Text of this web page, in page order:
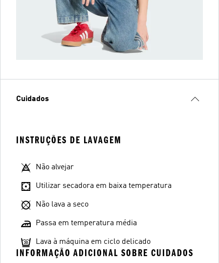
Cuidados
INSTRUÇÕES DE LAVAGEM
Não alvejar
Utilizar secadora em baixa temperatura
Não lava a seco
Passa em temperatura média
Lava à máquina em ciclo delicado
INFORMAÇÃO ADICIONAL SOBRE CUIDADOS